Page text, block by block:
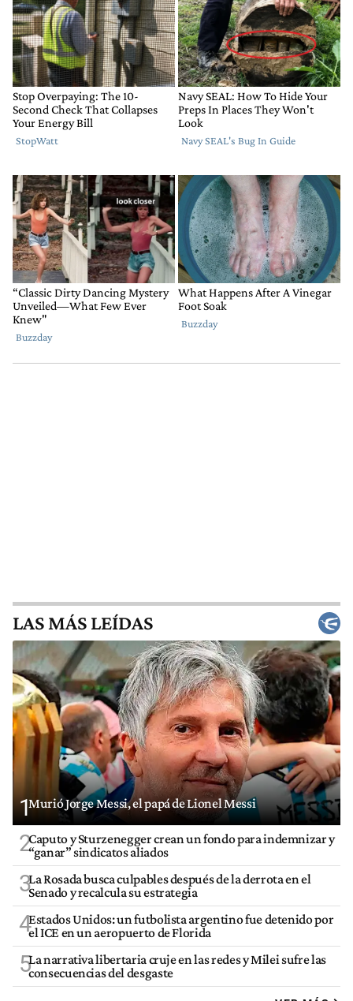
LAS MÁS LEÍDAS
1Murió Jorge Messi, el papá de Lionel Messi
2Caputo y Sturzenegger crean un fondo para indemnizar y
“ganar” sindicatos aliados
3La Rosada busca culpables después de la derrota en el
Senado y recalcula su estrategia
4Estados Unidos: un futbolista argentino fue detenido por
el ICE en un aeropuerto de Florida
5La narrativa libertaria cruje en las redes y Milei sufre las
consecuencias del desgaste